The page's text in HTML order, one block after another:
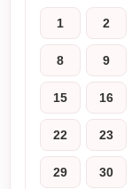
1 2
8 9
15 16
22 23
29 30